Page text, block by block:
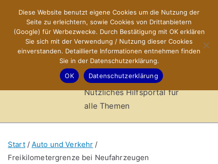
springen
X-Sites.de
–
Hilfsportal
Nützliches Hilfsportal für
alle Themen
Start
Auto und Verkehr
Freikilometergrenze bei Neufahrzeugen
Diese Website benutzt eigene Cookies um die Nutzung der
Seite zu erleichtern, sowie Cookies von Drittanbietern
(Google) für Werbezwecke. Durch Bestätigung mit OK erklären
Sie sich mit der Verwendung / Nutzung dieser Cookies
einverstanden. Detaillierte Informationen entnehmen finden
Sie in der Datenschutzerklärung.
OK
Datenschutzerklärung